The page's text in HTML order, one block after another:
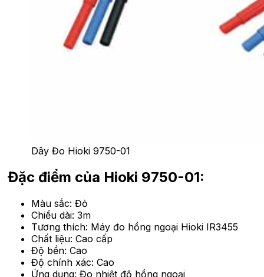
Dây Đo Hioki 9750-01
Đặc điểm của Hioki 9750-01:
Màu sắc: Đỏ
Chiều dài: 3m
Tương thích: Máy đo hồng ngoại Hioki IR3455
Chất liệu: Cao cấp
Độ bền: Cao
Độ chính xác: Cao
Ứng dụng: Đo nhiệt độ hồng ngoại